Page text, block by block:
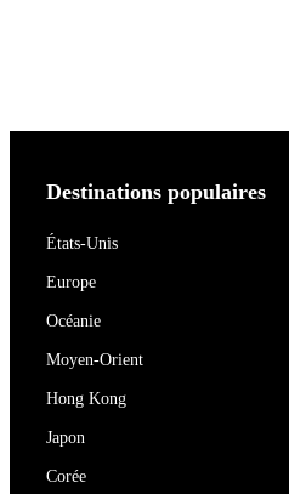
Destinations populaires
États-Unis
Europe
Océanie
Moyen-Orient
Hong Kong
Japon
Corée